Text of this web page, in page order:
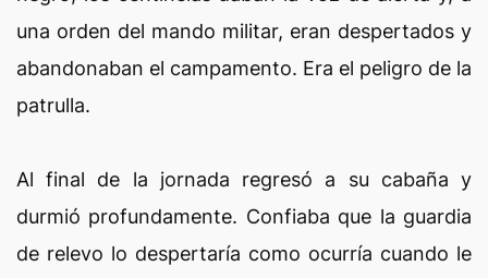
una orden del mando militar, eran despertados y
abandonaban el campamento. Era el peligro de la
patrulla.
Al final de la jornada regresó a su cabaña y
durmió profundamente. Confiaba que la guardia
de relevo lo despertaría como ocurría cuando le